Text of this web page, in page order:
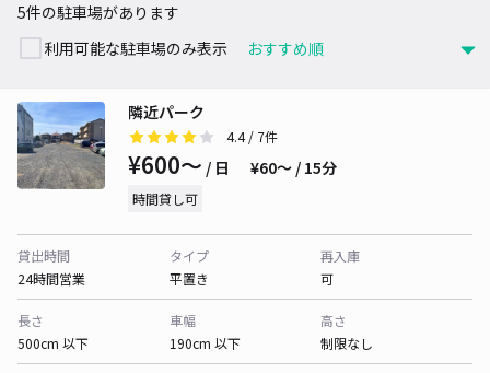
5件の駐車場があります
利用可能な駐車場のみ表示
隣近パーク
4.4/ 7件
¥600〜 / 日 ¥60〜 / 15分
時間貸し可
貸出時間
24時間営業
タイプ
平置き
再入庫
可
長さ
500cm 以下
車幅
190cm 以下
高さ
制限なし